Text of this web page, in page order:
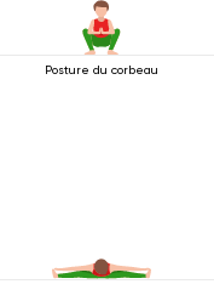
Posture du corbeau